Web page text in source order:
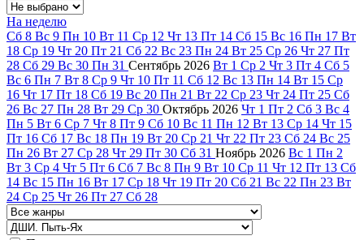
На неделю
Сб 8 Вс 9 Пн 10 Вт 11 Ср 12 Чт 13 Пт 14 Сб 15 Вс 16 Пн 17 Вт
18 Ср 19 Чт 20 Пт 21 Сб 22 Вс 23 Пн 24 Вт 25 Ср 26 Чт 27 Пт
28 Сб 29 Вс 30 Пн 31 Сентябрь 2026 Вт 1 Ср 2 Чт 3 Пт 4 Сб 5
Вс 6 Пн 7 Вт 8 Ср 9 Чт 10 Пт 11 Сб 12 Вс 13 Пн 14 Вт 15 Ср
16 Чт 17 Пт 18 Сб 19 Вс 20 Пн 21 Вт 22 Ср 23 Чт 24 Пт 25 Сб
26 Вс 27 Пн 28 Вт 29 Ср 30 Октябрь 2026 Чт 1 Пт 2 Сб 3 Вс 4
Пн 5 Вт 6 Ср 7 Чт 8 Пт 9 Сб 10 Вс 11 Пн 12 Вт 13 Ср 14 Чт 15
Пт 16 Сб 17 Вс 18 Пн 19 Вт 20 Ср 21 Чт 22 Пт 23 Сб 24 Вс 25
Пн 26 Вт 27 Ср 28 Чт 29 Пт 30 Сб 31 Ноябрь 2026 Вс 1 Пн 2
Вт 3 Ср 4 Чт 5 Пт 6 Сб 7 Вс 8 Пн 9 Вт 10 Ср 11 Чт 12 Пт 13 Сб
14 Вс 15 Пн 16 Вт 17 Ср 18 Чт 19 Пт 20 Сб 21 Вс 22 Пн 23 Вт
24 Ср 25 Чт 26 Пт 27 Сб 28